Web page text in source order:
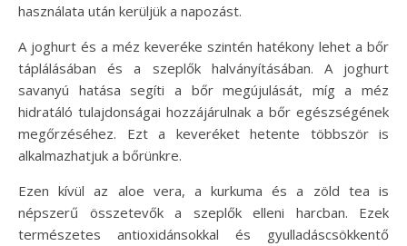
használata után kerüljük a napozást.
A joghurt és a méz keveréke szintén hatékony lehet a bőr
táplálásában és a szeplők halványításában. A joghurt
savanyú hatása segíti a bőr megújulását, míg a méz
hidratáló tulajdonságai hozzájárulnak a bőr egészségének
megőrzéséhez. Ezt a keveréket hetente többször is
alkalmazhatjuk a bőrünkre.
Ezen kívül az aloe vera, a kurkuma és a zöld tea is
népszerű összetevők a szeplők elleni harcban. Ezek
természetes antioxidánsokkal és gyulladáscsökkentő